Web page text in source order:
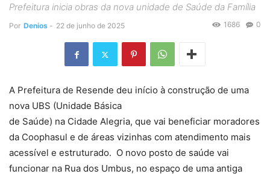
Prefeitura inicia obras da nova unidade de Saúde da Família
Por Denios - 22 de junho de 2025 0
1686
A Prefeitura de Resende deu início à construção de uma
nova UBS (Unidade Básica
de Saúde) na Cidade Alegria, que vai beneficiar moradores
da Coophasul e de áreas vizinhas com atendimento mais
acessível e estruturado. O novo posto de saúde vai
funcionar na Rua dos Umbus, no espaço de uma antiga